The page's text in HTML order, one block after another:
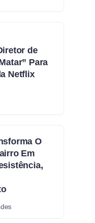
de
Para
Netflix
O
Em